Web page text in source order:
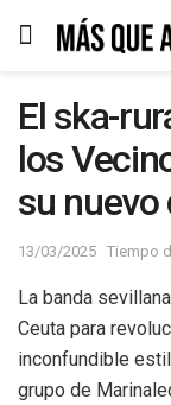
El ska-
los
su nuevo
13/03/2025 Tiempo
La banda
Ceuta para
inconfundible
grupo de